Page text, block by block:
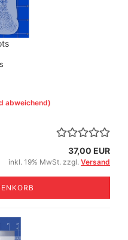
abweichend)
37,00 EUR
inkl. 19% MwSt. zzgl. Versand